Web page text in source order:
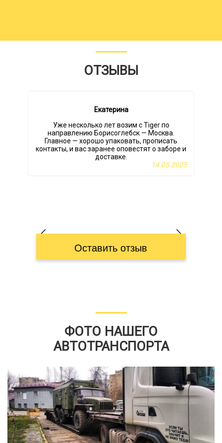
ОТЗЫВЫ
Екатерина
Уже несколько лет возим с Tiger по
направлению Борисоглебск — Москва.
Главное — хорошо упаковать, прописать
контакты, и вас заранее оповестят о заборе и
доставке.
14.05.2025
Оставить отзыв
ФОТО НАШЕГО
АВТОТРАНСПОРТА